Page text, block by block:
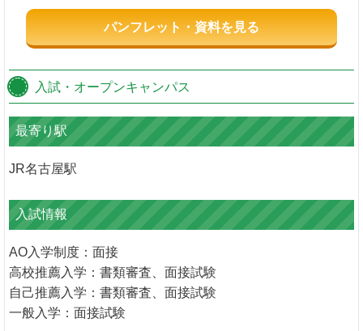
パンフレット・資料を見る
入試・オープンキャンパス
最寄り駅
JR名古屋駅
入試情報
AO入学制度：面接
高校推薦入学：書類審査、面接試験
自己推薦入学：書類審査、面接試験
一般入学：面接試験